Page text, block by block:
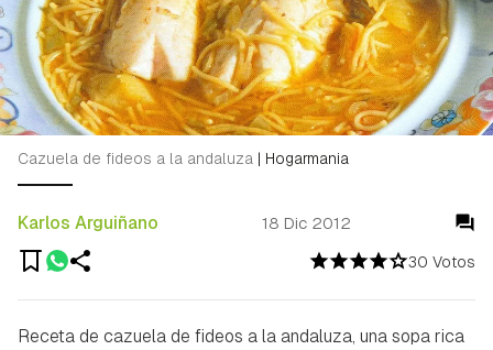
30 Votos
Karlos Arguiñano 18 Dic 2012
Cazuela de fideos a la andaluza | Hogarmania
Receta de cazuela de fideos a la andaluza, una sopa rica